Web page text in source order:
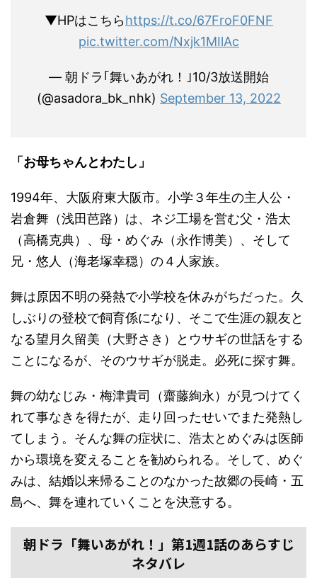
▼HPはこちらhttps://t.co/67FroF0FNF
pic.twitter.com/Nxjk1MIlAc
— 朝ドラ｢舞いあがれ！｣10/3放送開始
(@asadora_bk_nhk) September 13, 2022
「お母ちゃんとわたし」
1994年、大阪府東大阪市。小学３年生の主人公・
岩倉舞（浅田芭路）は、ネジ工場を営む父・浩太
（高橋克典）、母・めぐみ（永作博美）、そして
兄・悠人（海老塚幸穏）の４人家族。
舞は原因不明の発熱で小学校を休みがちだった。久
しぶりの登校で飼育係になり、そこで生涯の親友と
なる望月久留美（大野さき）とウサギの世話をする
ことになるが、そのウサギが脱走。必死に探す舞。
舞の幼なじみ・梅津貴司（齋藤絢永）が見つけてく
れて事なきを得たが、走り回ったせいでまた発熱し
てしまう。そんな舞の症状に、浩太とめぐみは医師
から環境を変えることを勧められる。そして、めぐ
みは、結婚以来帰ることのなかった故郷の長崎・五
島へ、舞を連れていくことを決意する。
朝ドラ「舞いあがれ！」第1週1話のあらすじ
ネタバレ